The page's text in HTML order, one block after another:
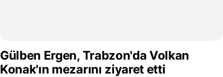
Gülben Ergen, Trabzon'da Volkan
Konak'ın mezarını ziyaret etti